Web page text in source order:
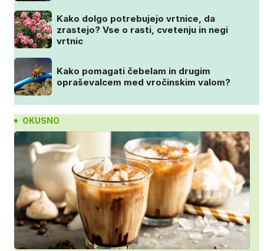
Kako dolgo potrebujejo vrtnice, da
zrastejo? Vse o rasti, cvetenju in negi
vrtnic
Kako pomagati čebelam in drugim
opraševalcem med vročinskim valom?
OKUSNO